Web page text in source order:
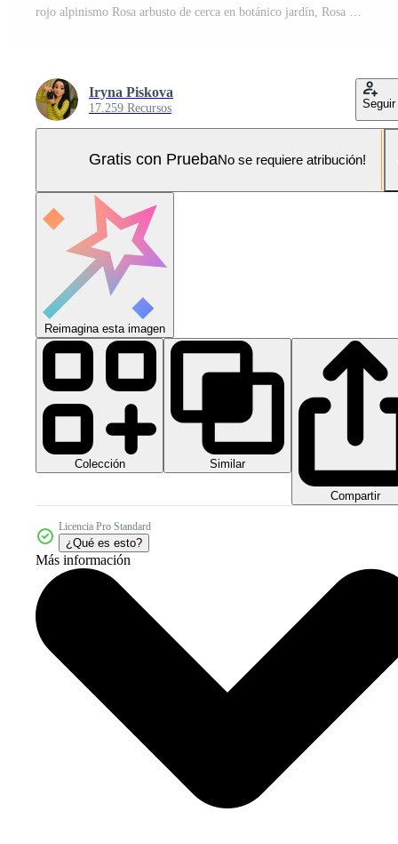
Iryna Piskova
17.259 Recursos Seguir
Gratis con PruebaNo se requiere atribución!
Reimagina esta imagen
Colección Similar
Compartir
Licencia Pro Standard
¿Qué es esto?
Más información